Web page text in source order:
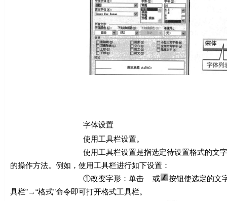
字体设置
使用工具栏设置。
使用工具栏设置是指选定待设置格式的文字，然后从
的操作方法。例如，使用工具栏进行如下设置：
①改变字形：单击
或
按钮使选定的文
具栏”→“格式”命令即可打开格式工具栏。